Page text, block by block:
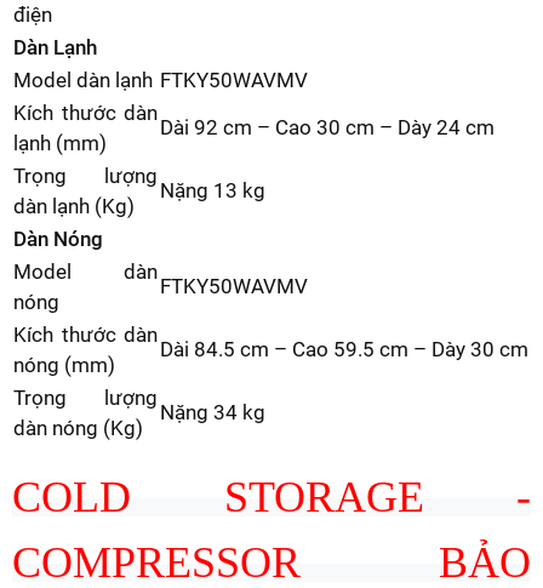
điện
Dàn Lạnh
Model dàn lạnh FTKY50WAVMV
Kích thước dàn
lạnh (mm)
Dài 92 cm – Cao 30 cm – Dày 24 cm
Trọng lượng
dàn lạnh (Kg)
Nặng 13 kg
Dàn Nóng
Model dàn
nóng
FTKY50WAVMV
Kích thước dàn
nóng (mm)
Dài 84.5 cm – Cao 59.5 cm – Dày 30 cm
Trọng lượng
dàn nóng (Kg)
Nặng 34 kg
COLD STORAGE -
COMPRESSOR BẢO